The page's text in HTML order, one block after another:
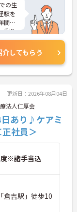
の生
験を
間休
重視
当等
分の
す。
さら
さ
介してもらう
更新日：2026年08月04日
法人仁厚会
日あり♪ケアミ
社員＞
※諸手当込
倉吉駅」徒歩10